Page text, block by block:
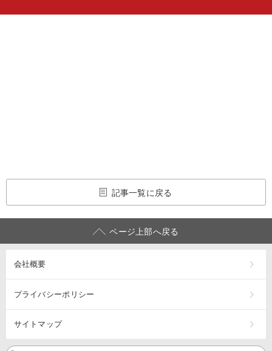
記事一覧に戻る
ページ上部へ戻る
会社概要
プライバシーポリシー
サイトマップ